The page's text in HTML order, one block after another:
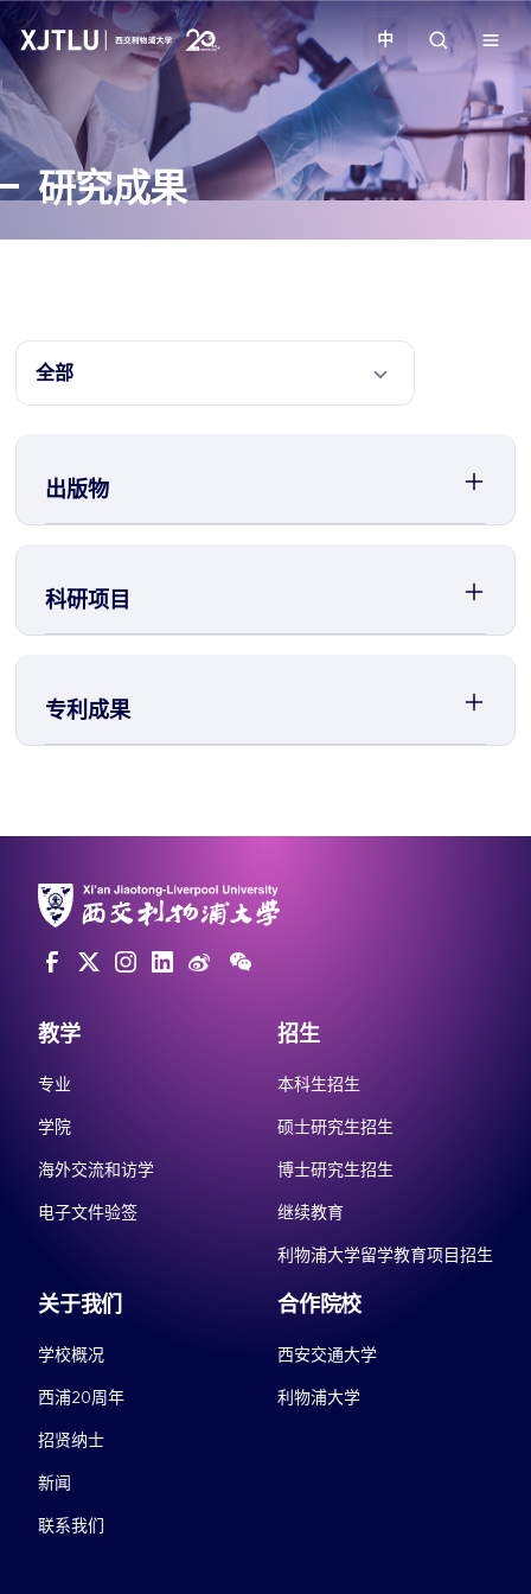
教学
招生
学院
校园生活
关于我们
中
研究成果
全部
出版物
科研项目
专利成果
教学
专业
学院
海外交流和访学
电子文件验签
招生
本科生招生
硕士研究生招生
博士研究生招生
继续教育
利物浦大学留学教育项目招生
关于我们
学校概况
西浦20周年
招贤纳士
新闻
联系我们
合作院校
西安交通大学
利物浦大学